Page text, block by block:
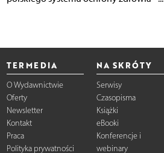
TERMEDIA
O Wydawnictwie
Oferty
Newsletter
Kontakt
Praca
Polityka prywatności
NA SKRÓTY
Serwisy
Czasopisma
Książki
eBooki
Konferencje i
webinary